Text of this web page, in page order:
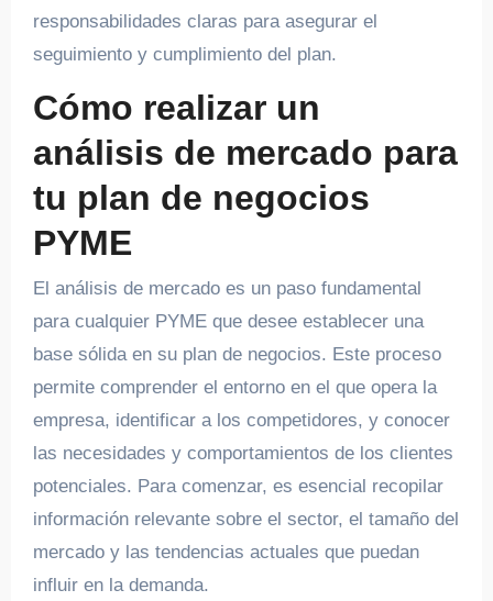
responsabilidades claras para asegurar el
seguimiento y cumplimiento del plan.
Cómo realizar un
análisis de mercado para
tu plan de negocios
PYME
El análisis de mercado es un paso fundamental
para cualquier PYME que desee establecer una
base sólida en su plan de negocios. Este proceso
permite comprender el entorno en el que opera la
empresa, identificar a los competidores, y conocer
las necesidades y comportamientos de los clientes
potenciales. Para comenzar, es esencial recopilar
información relevante sobre el sector, el tamaño del
mercado y las tendencias actuales que puedan
influir en la demanda.